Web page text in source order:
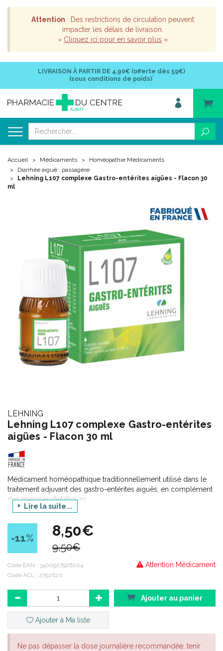
Attention : Des restrictions de circulation peuvent
impacter les délais de livraison.
» Cliquez ici pour en savoir plus «
LIVRAISON À PARTIR DE 4,90€ (offerte dès 59€)
(sous conditions de poids)*
Accueil Médicaments
Homéopathie Médicaments
Diarrhée aiguë , passagère
Lehning L107 complexe Gastro-entérites aigües - Flacon 30
ml
LEHNING
Lehning L107 complexe Gastro-entérites
aigües - Flacon 30 ml
Médicament homéopathique traditionnellement utilisé dans le
traitement adjuvant des gastro-entérites aiguës, en complément
des mesures diététiques.
Lire la suite...
-11% 8,50€
9,50€
Attention Médicament
Code EAN : 3400927926204
Code ACL : 2792620
Ajouter au panier
Ajouter à Ma liste
Ne pas dépasser la dose journalière recommandée, tenir